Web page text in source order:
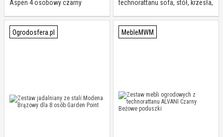
Aspen 4 osobowy czarny
technorattanu sofa, stół, krzesła,
Ogrodosfera.pl MebleMWM